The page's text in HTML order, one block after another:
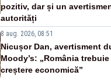
pozitiv, dar și un
autorități
8 aug. 2026, 08:51
Nicușor Dan, avertisment
Moody’s: „România
creștere economică”